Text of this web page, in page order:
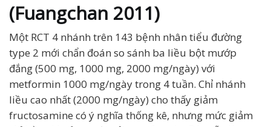
(Fuangchan 2011)
Một RCT 4 nhánh trên 143 bệnh nhân tiểu đường
type 2 mới chẩn đoán so sánh ba liều bột mướp
đắng (500 mg, 1000 mg, 2000 mg/ngày) với
metformin 1000 mg/ngày trong 4 tuần. Chỉ nhánh
liều cao nhất (2000 mg/ngày) cho thấy giảm
fructosamine có ý nghĩa thống kê, nhưng mức giảm